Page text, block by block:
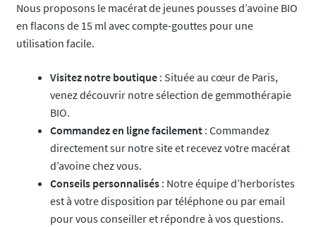
Nous proposons le macérat de jeunes pousses d’avoine BIO
en flacons de 15 ml avec compte-gouttes pour une
utilisation facile.
Visitez notre boutique: Située au cœur de Paris,
venez découvrir notre sélection de gemmothérapie
BIO.
Commandez en ligne facilement: Commandez
directement sur notre site et recevez votre macérat
d’avoine chez vous.
Conseils personnalisés: Notre équipe d’herboristes
est à votre disposition par téléphone ou par email
pour vous conseiller et répondre à vos questions.